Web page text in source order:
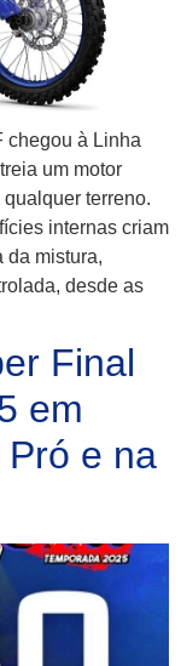
chegou à Linha
um motor
terreno.
internas criam
da mistura,
desde as
Final
em
e na